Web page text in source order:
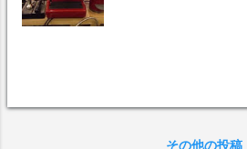
その他の投稿